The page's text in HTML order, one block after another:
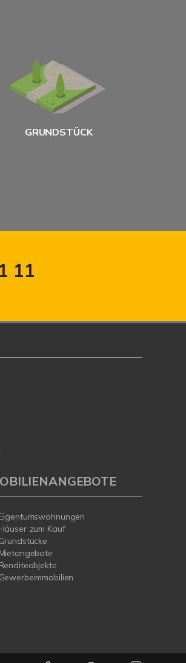
GRUNDSTÜCK
11
Eigentumswohnungen
Häuser zum Kauf
Grundstücke
Mietangebote
Renditeobjekte
Gewerbeimmobilien